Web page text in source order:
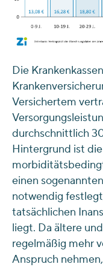
Die
Versichertem
durchschnittlich
Hintergrund ist
einen
notwendig
tatsächlichen
liegt. Da ältere
regelmäßig mehr
Anspruch